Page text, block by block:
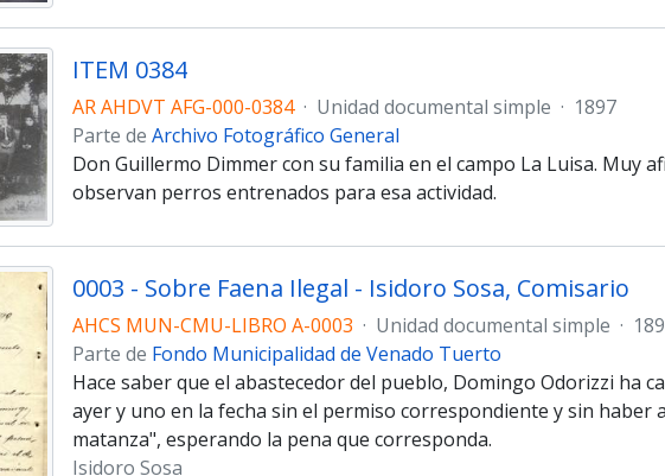
ITEM 0384
AR AHDVT AFG-000-0384 · Unidad documental simple · 1897
Parte de Archivo Fotográfico General
Don Guillermo Dimmer con su familia en el campo La Luisa. Muy
observan perros entrenados para esa actividad.
0003 - Sobre Faena Ilegal - Isidoro Sosa, Comisario
AHCS MUN-CMU-LIBRO A-0003 · Unidad documental simple ·
Parte de Fondo Municipalidad de Venado Tuerto
Hace saber que el abastecedor del pueblo, Domingo Odorizzi ha
ayer y uno en la fecha sin el permiso correspondiente y sin haber
matanza", esperando la pena que corresponda.
Isidoro Sosa